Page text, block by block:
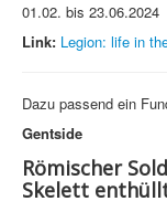
01.02. bis 23.06.2024
Link: Legion: life in
Dazu passend ein
Gentside
Römischer
Skelett